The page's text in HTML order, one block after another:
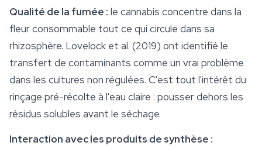
Qualité de la fumée : le cannabis concentre dans la
fleur consommable tout ce qui circule dans sa
rhizosphère. Lovelock et al. (2019) ont identifié le
transfert de contaminants comme un vrai problème
dans les cultures non régulées. C'est tout l'intérêt du
rinçage pré-récolte à l'eau claire : pousser dehors les
résidus solubles avant le séchage.
Interaction avec les produits de synthèse :